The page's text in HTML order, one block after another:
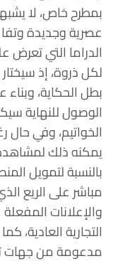
بمطرح خاص، لا
عصرية وجديدة
الدراما التي تعرض
لكل ذروة، إذ
بطل الحكاية،
الوصول للنهاية
الخواتيم، وفي حال
يمكنه ذلك
بالنسبة لتمويل
مباشر على الريع
والإعلانات
التجارية
مدعومة من جهات